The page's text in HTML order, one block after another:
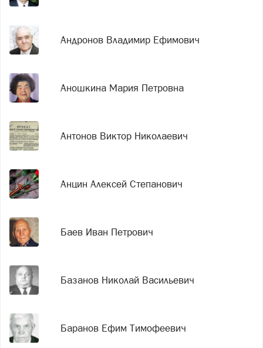
Андронов Владимир Ефимович
Аношкина Мария Петровна
Антонов Виктор Николаевич
Анцин Алексей Степанович
Баев Иван Петрович
Базанов Николай Васильевич
Баранов Ефим Тимофеевич